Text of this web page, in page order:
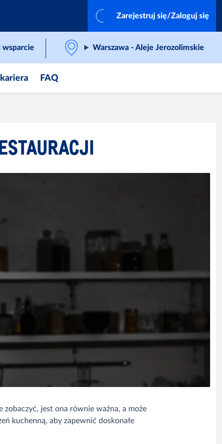
Zarejestruj się/Zaloguj się
wsparcie Warszawa - Aleje Jerozolimskie
FAQ
zobaczyć, jest ona równie ważna, a może
kuchenną, aby zapewnić doskonałe